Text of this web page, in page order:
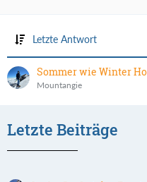
Letzte Antwort
Sommer wie Winter
Mountangie
Letzte Beiträge